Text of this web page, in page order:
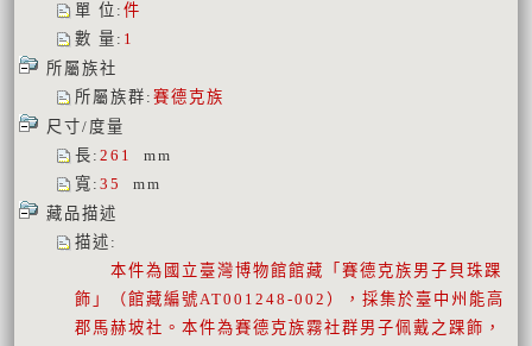
單 位 : 件
數 量 : 1
所屬族社
所屬族群 : 賽德克族
尺寸/度量
長 : 261
mm
寬 : 35
mm
藏品描述
描述 :
本件為國立臺灣博物館館藏「賽德克族男子貝珠踝
飾」（館藏編號AT001248-002），採集於臺中州能高
郡馬赫坡社。本件為賽德克族霧社群男子佩戴之踝飾，